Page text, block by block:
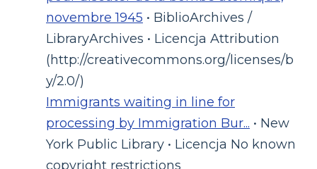
novembre 1945 • BiblioArchives /
LibraryArchives • Licencja Attribution
(http://creativecommons.org/licenses/b
y/2.0/)
Immigrants waiting in line for
processing by Immigration Bur... • New
York Public Library • Licencja No known
copyright restrictions